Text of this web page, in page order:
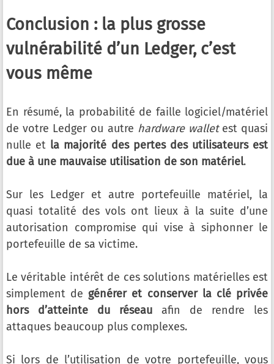
Conclusion : la plus grosse
vulnérabilité d’un Ledger, c’est
vous même
En résumé, la probabilité de faille logiciel/matériel
de votre Ledger ou autre hardware walletest quasi
nulle et la majorité des pertes des utilisateurs est
due à une mauvaise utilisation de son matériel.
Sur les Ledger et autre portefeuille matériel, la
quasi totalité des vols ont lieux à la suite d’une
autorisation compromise qui vise à siphonner le
portefeuille de sa victime.
Le véritable intérêt de ces solutions matérielles est
simplement degénérer et conserver la clé privée
hors d’atteinte du réseau afin de rendre les
attaques beaucoup plus complexes.
Si lors de l’utilisation de votre portefeuille, vous